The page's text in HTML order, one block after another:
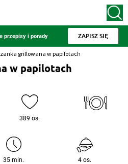
przepisy i porady ZAPISZ SIĘ
grillowana w papilotach
w papilotach
389 os.
35 min. 4 os.